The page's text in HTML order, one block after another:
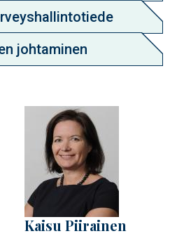
johtaminen
Profiilikuva
Kaisu Piirainen